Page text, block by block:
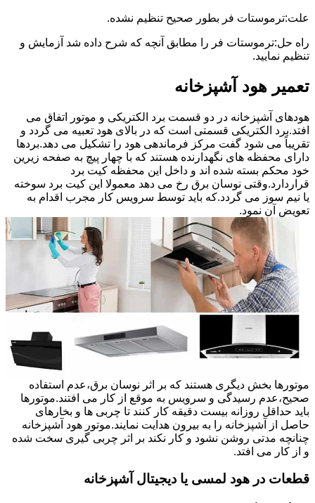
علت:ترموستات فر بطور صحیح تنظیم نشده.
راه حل:ترموستات فر را مطابق آنچه که شرح داده شد آزمایش و
تنظیم نمایید.
تعمیر هود آشپزخانه
هودهای آشپزخانه در دو قسمت برد الکتریکی و موتور اتفاق می
افتد.برد الکتریکی قسمتی است که در بالای هود تعبیه می گردد و
تقریباً می شود گفت مرکز فرماندهی هود را تشکیل می دهد.بردها
دارای محفظه های نگهدارنده هستند که با چهار پیچ به صفحه زیرین
خود محکم بسته شده اند و داخل این محفظه کیت برد
قراردارد.وقتی نوسان برق رخ می دهد معمولا این کیت برد سوخته
یا نیم سوز می گردد.که باید توسط سرویس کار مجرب اقدام به
تعویض آن نمود.
موتورها بخش دیگری هستند که بر اثر نوسان برق،عدم استفاده
صحیح،عدم رسیدگی و سرویس به موقع از کار می افتند.موتورها
باید حداقل روزانه بیست دقیقه کار کنند تا چربی ها و بخارهای
حاصل از آشپزخانه را به بیرون هدایت نمایند.موتور هود آشپزخانه
چنانچه مدتی روشن نشود و کار نکند بر اثر چربی گیری سخت شده
و از کار می افتد.
قطعات در هود لمسی یا دیجیتال آشپزخانه